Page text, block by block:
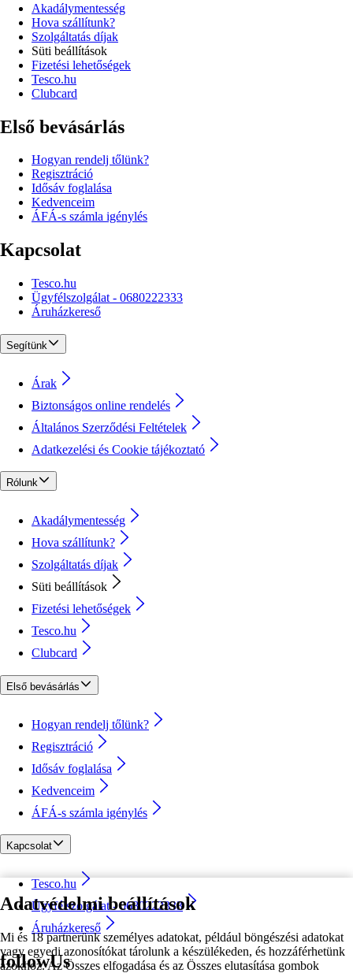
Adatvédelmi beállítások
Mi és 18 partnerünk személyes adatokat, például böngészési adatokat
vagy egyedi azonosítókat tárolunk a készülékeden, és hozzáférhetünk
azokhoz. Az Összes elfogadása és az Összes elutasítása gombok
Akadálymentesség
Hova szállítunk?
Szolgáltatás díjak
Süti beállítások
Fizetési lehetőségek
Tesco.hu
Clubcard
Első bevásárlás
Hogyan rendelj tőlünk?
Regisztráció
Idősáv foglalása
Kedvenceim
ÁFÁ-s számla igénylés
Kapcsolat
Tesco.hu
Ügyfélszolgálat - 0680222333
Áruházkereső
Segítünk
Árak
Biztonságos online rendelés
Általános Szerződési Feltételek
Adatkezelési és Cookie tájékoztató
Rólunk
Akadálymentesség
Hova szállítunk?
Szolgáltatás díjak
Süti beállítások
Fizetési lehetőségek
Tesco.hu
Clubcard
Első bevásárlás
Hogyan rendelj tőlünk?
Regisztráció
Idősáv foglalása
Kedvenceim
ÁFÁ-s számla igénylés
Kapcsolat
Tesco.hu
Ügyfélszolgálat - 0680222333
Áruházkereső
followUs